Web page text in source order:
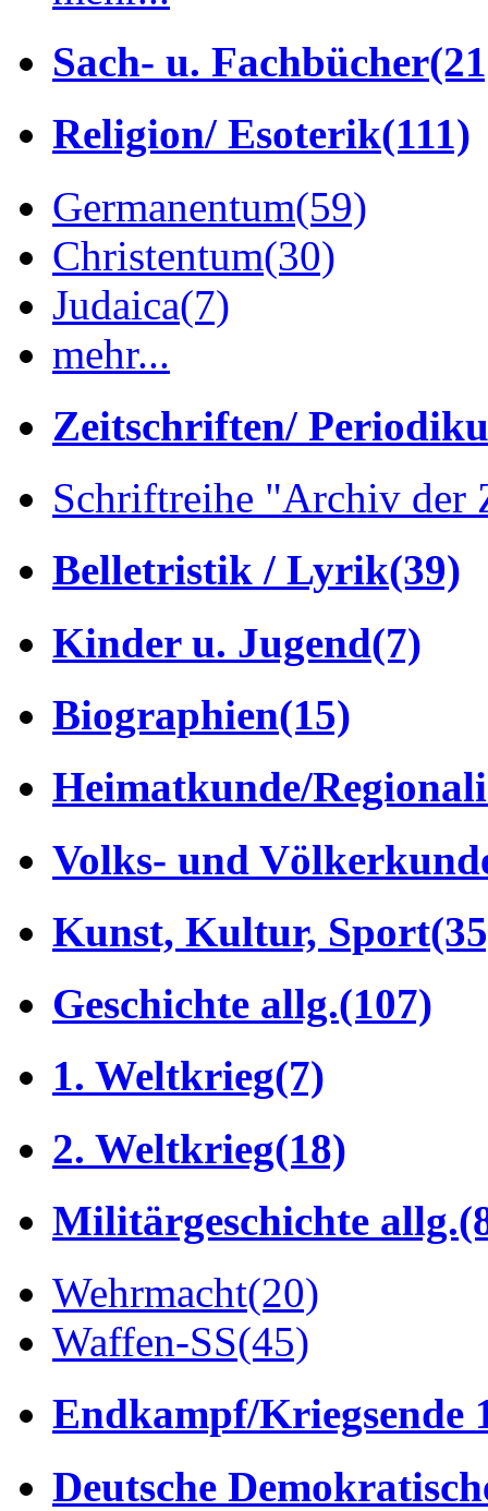
Sach- u. Fachbücher
Religion/ Esoterik(111)
Germanentum(59)
Christentum(30)
Judaica(7)
mehr...
Zeitschriften/
Schriftreihe "Archiv der
Belletristik / Lyrik(39)
Kinder u. Jugend(7)
Biographien(15)
Heimatkunde/
Volks- und
Kunst, Kultur, Sport
Geschichte allg.(107)
1. Weltkrieg(7)
2. Weltkrieg(18)
Militärgeschichte allg.
Wehrmacht(20)
Waffen-SS(45)
Endkampf/Kriegsende
Deutsche